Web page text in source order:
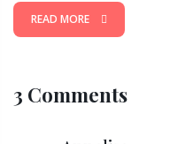
READ MORE
3 Comments